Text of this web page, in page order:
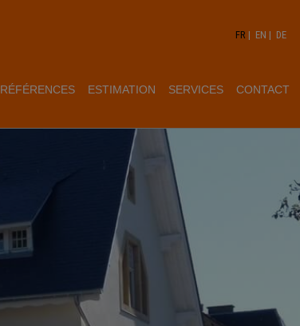
FR | EN | DE
RÉFÉRENCES ESTIMATION SERVICES CONTACT